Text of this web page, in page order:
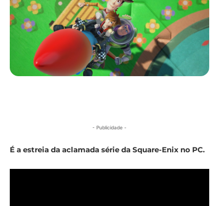
- Publicidade -
É a estreia da aclamada série da Square-Enix no PC.